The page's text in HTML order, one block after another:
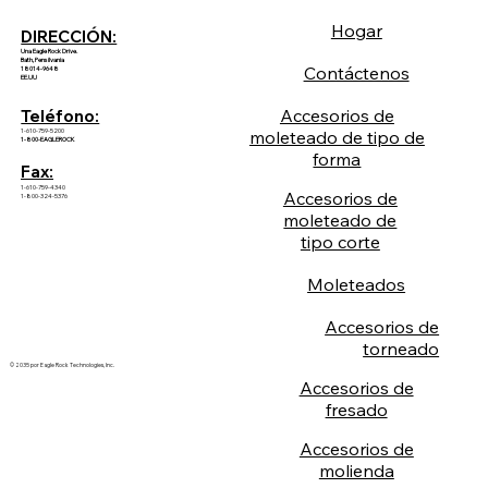
DIRECCIÓN:
Una Eagle Rock Drive.
Bath, Pensilvania
18014-9648
EE.UU
Teléfono:
1-610-759-5200
1-800-EAGLEROCK
Fax:
1-610-759-4340
1-800-324-5376
© 2035 por Eagle Rock Technologies, Inc.
Hogar
Contáctenos
Accesorios de
moleteado de tipo de
forma
Accesorios de
moleteado de
tipo corte
Moleteados
Accesorios de
torneado
Accesorios de
fresado
Accesorios de
molienda